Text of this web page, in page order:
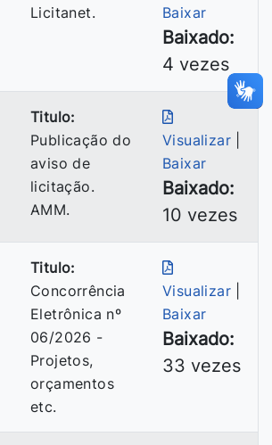
Licitanet.
Baixar
Baixado:
4 vezes
Titulo:
Publicação do
aviso de
licitação.
AMM.
Visualizar
Baixar
Baixado:
10 vezes
Titulo:
Concorrência
Eletrônica nº
06/2026 -
Projetos,
orçamentos
etc.
Visualizar
Baixar
Baixado:
33 vezes